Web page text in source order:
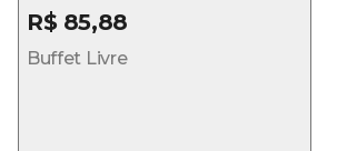
R$ 85,88
Buffet Livre